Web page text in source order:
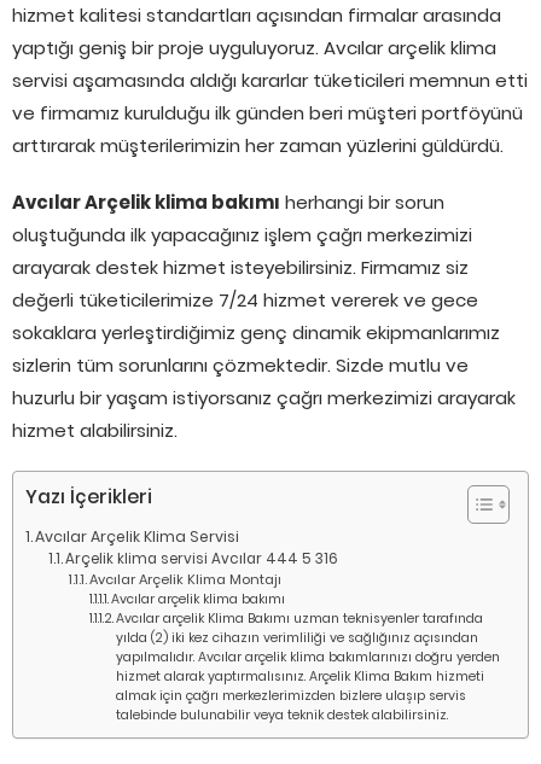
hizmet kalitesi standartları açısından firmalar arasında
yaptığı geniş bir proje uyguluyoruz. Avcılar arçelik klima
servisi aşamasında aldığı kararlar tüketicileri memnun etti
ve firmamız kurulduğu ilk günden beri müşteri portföyünü
arttırarak müşterilerimizin her zaman yüzlerini güldürdü.
Avcılar Arçelik klima bakımı herhangi bir sorun
oluştuğunda ilk yapacağınız işlem çağrı merkezimizi
arayarak destek hizmet isteyebilirsiniz. Firmamız siz
değerli tüketicilerimize 7/24 hizmet vererek ve gece
sokaklara yerleştirdiğimiz genç dinamik ekipmanlarımız
sizlerin tüm sorunlarını çözmektedir. Sizde mutlu ve
huzurlu bir yaşam istiyorsanız çağrı merkezimizi arayarak
hizmet alabilirsiniz.
Yazı İçerikleri
Avcılar Arçelik Klima Servisi
Arçelik klima servisi Avcılar 444 5 316
Avcılar Arçelik Klima Montajı
Avcılar arçelik klima bakımı
Avcılar arçelik Klima Bakımı uzman teknisyenler tarafında
yılda (2) iki kez cihazın verimliliği ve sağlığınız açısından
yapılmalıdır. Avcılar arçelik klima bakımlarınızı doğru yerden
hizmet alarak yaptırmalısınız. Arçelik Klima Bakım hizmeti
almak için çağrı merkezlerimizden bizlere ulaşıp servis
talebinde bulunabilir veya teknik destek alabilirsiniz.